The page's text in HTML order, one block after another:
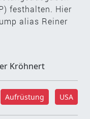
festhalten. Hier
alias Reiner
Kröhnert
Aufrüstung USA